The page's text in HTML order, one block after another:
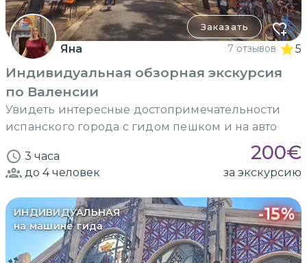
Заказать
Яна 7 отзывов 5
Индивидуальная обзорная экскурсия
по Валенсии
Увидеть интересные достопримечательности
испанского города с гидом пешком и на авто
3 часа 200€
до 4человек за экскурсию
ИНДИВИДУАЛЬНАЯ
на машине гида
-15%